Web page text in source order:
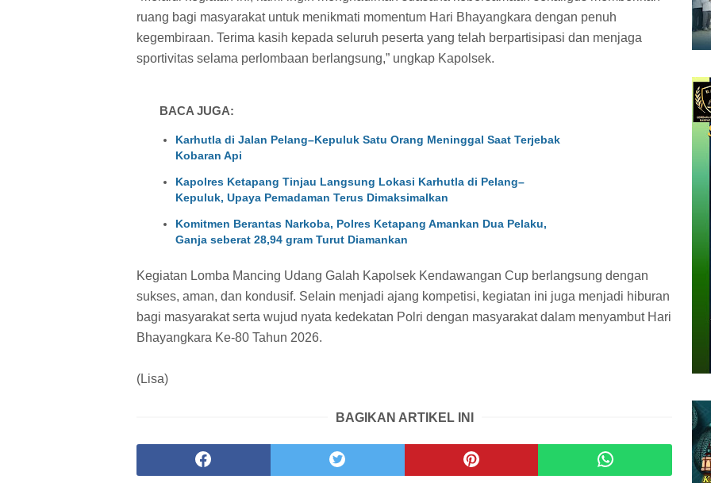
ruang bagi masyarakat untuk menikmati momentum Hari Bhayangkara dengan penuh
kegembiraan. Terima kasih kepada seluruh peserta yang telah berpartisipasi dan menjaga
sportivitas selama perlombaan berlangsung,” ungkap Kapolsek.
BACA JUGA:
Karhutla di Jalan Pelang–Kepuluk Satu Orang Meninggal Saat Terjebak
Kobaran Api
Kapolres Ketapang Tinjau Langsung Lokasi Karhutla di Pelang–
Kepuluk, Upaya Pemadaman Terus Dimaksimalkan
Komitmen Berantas Narkoba, Polres Ketapang Amankan Dua Pelaku,
Ganja seberat 28,94 gram Turut Diamankan
Kegiatan Lomba Mancing Udang Galah Kapolsek Kendawangan Cup berlangsung dengan
sukses, aman, dan kondusif. Selain menjadi ajang kompetisi, kegiatan ini juga menjadi hiburan
bagi masyarakat serta wujud nyata kedekatan Polri dengan masyarakat dalam menyambut Hari
Bhayangkara Ke-80 Tahun 2026.
(Lisa)
BAGIKAN ARTIKEL INI